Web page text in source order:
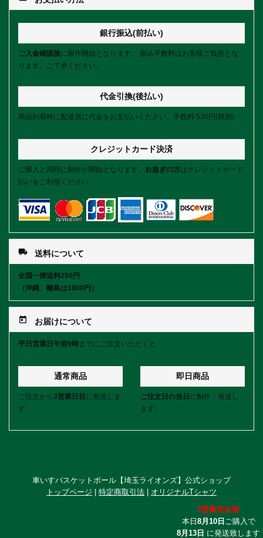
銀行振込(前払い)
ご入金確認後に製作開始となります。 振込手数料はお客様ご負担とな
ります。ご了承ください。
代金引換(後払い)
商品到着時に配達員に代金をお支払いください。手数料:530円(税別)
クレジットカード決済
ご購入と同時に制作が開始となります。 お急ぎの方はクレジットカード
払いをご利用ください。
local_shipping 送料について
全国一律送料250円
（沖縄、離島は1800円）
today お届けについて
平日営業日午前9時までにご注文いただくと
通常商品
ご注文から3営業日目 に発送しま
す。
即日商品
ご注文日の当日 に制作・発送し
ます。
車いすバスケットボール【埼玉ライオンズ】公式ショップ
トップページ
特定商取引法
オリジナルTシャツ
3営業日出荷
本日 8月10日 ご購入で
8月13日 に発送致します